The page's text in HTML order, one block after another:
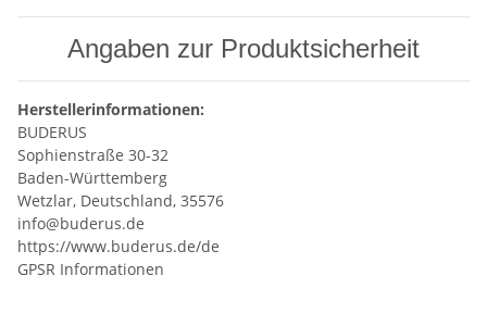
Angaben zur Produktsicherheit
Herstellerinformationen:
BUDERUS
Sophienstraße 30-32
Baden-Württemberg
Wetzlar, Deutschland, 35576
info@buderus.de
https://www.buderus.de/de
GPSR Informationen